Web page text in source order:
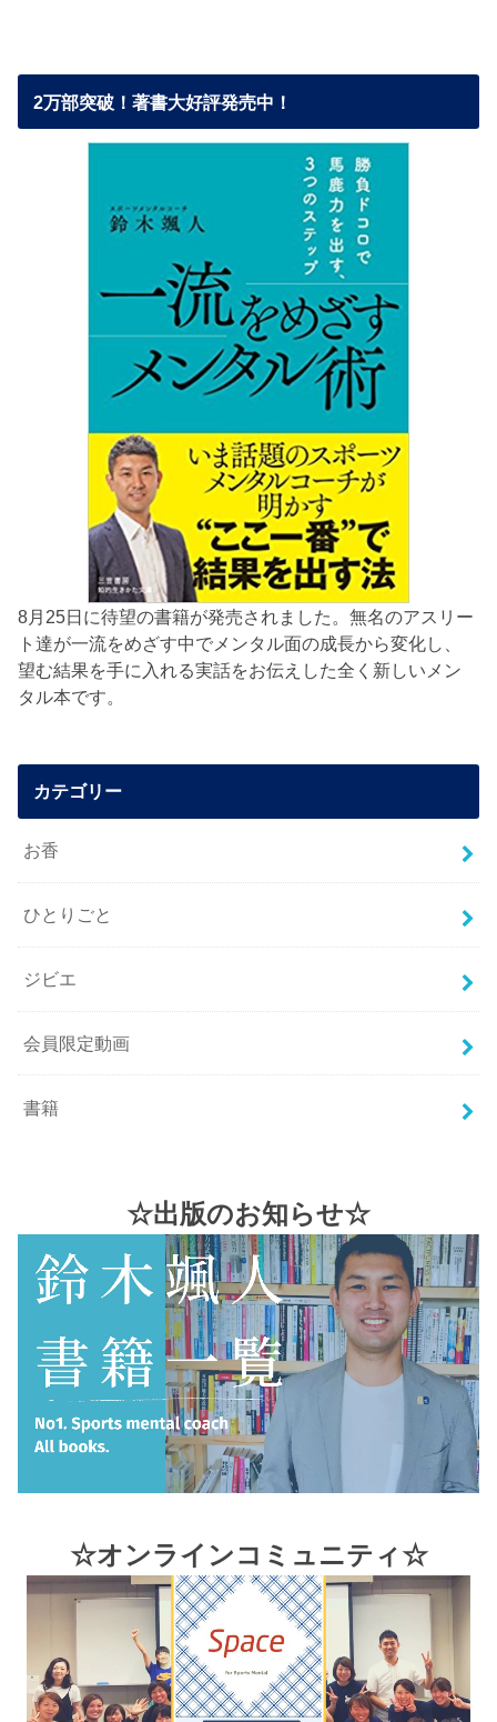
2万部突破！著書大好評発売中！
8月25日に待望の書籍が発売されました。無名のアスリー
ト達が一流をめざす中でメンタル面の成長から変化し、
望む結果を手に入れる実話をお伝えした全く新しいメン
タル本です。
カテゴリー
お香
ひとりごと
ジビエ
会員限定動画
書籍
☆出版のお知らせ☆
☆オンラインコミュニティ☆